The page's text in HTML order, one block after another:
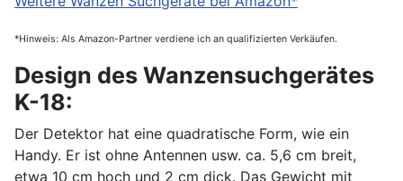
*Hinweis: Als Amazon-Partner verdiene ich an qualifizierten Verkäufen.
Design des Wanzensuchgerätes
K-18:
Der Detektor hat eine quadratische Form, wie ein
Handy. Er ist ohne Antennen usw. ca. 5,6 cm breit,
etwa 10 cm hoch und 2 cm dick. Das Gewicht mit